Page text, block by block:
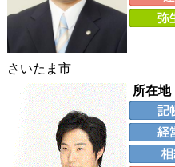
さいたま市
所在地